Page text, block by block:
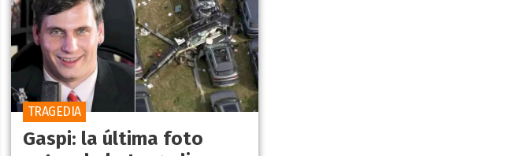
Gaspi: la última foto
TRAGEDIA